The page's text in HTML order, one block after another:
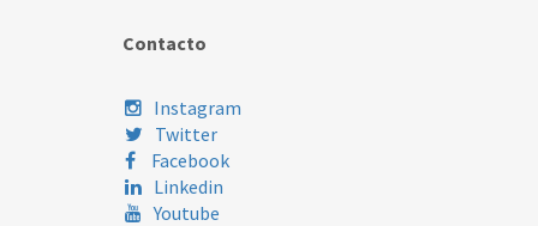
Contacto
Instagram
Twitter
Facebook
Linkedin
Youtube